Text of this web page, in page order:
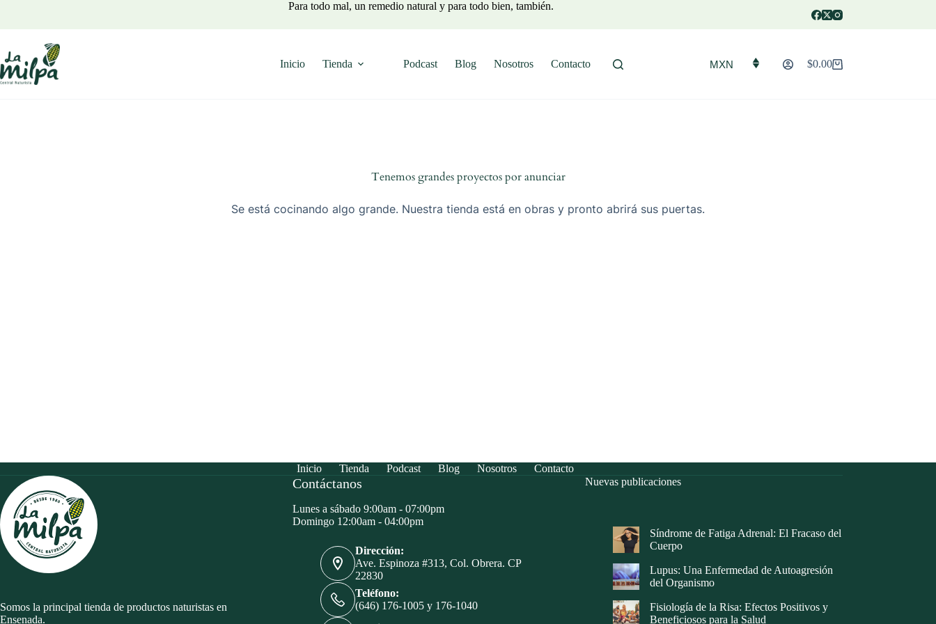
Para todo mal, un remedio natural y para todo bien, también.
Inicio Tienda Podcast Blog Nosotros Contacto MXN
Carro
$0.00
Tenemos grandes proyectos por anunciar
Se está cocinando algo grande. Nuestra tienda está en obras y pronto abrirá sus puertas.
Inicio Tienda Podcast Blog Nosotros Contacto
Somos la principal tienda de productos naturistas en
Ensenada.
Contáctanos
Lunes a sábado 9:00am - 07:00pm
Domingo 12:00am - 04:00pm
Dirección:
Ave. Espinoza #313, Col. Obrera. CP
22830
Teléfono:
(646) 176-1005 y 176-1040
Nuevas publicaciones
Síndrome de Fatiga Adrenal: El Fracaso del
Cuerpo
Lupus: Una Enfermedad de Autoagresión
del Organismo
Fisiología de la Risa: Efectos Positivos y
Beneficiosos para la Salud